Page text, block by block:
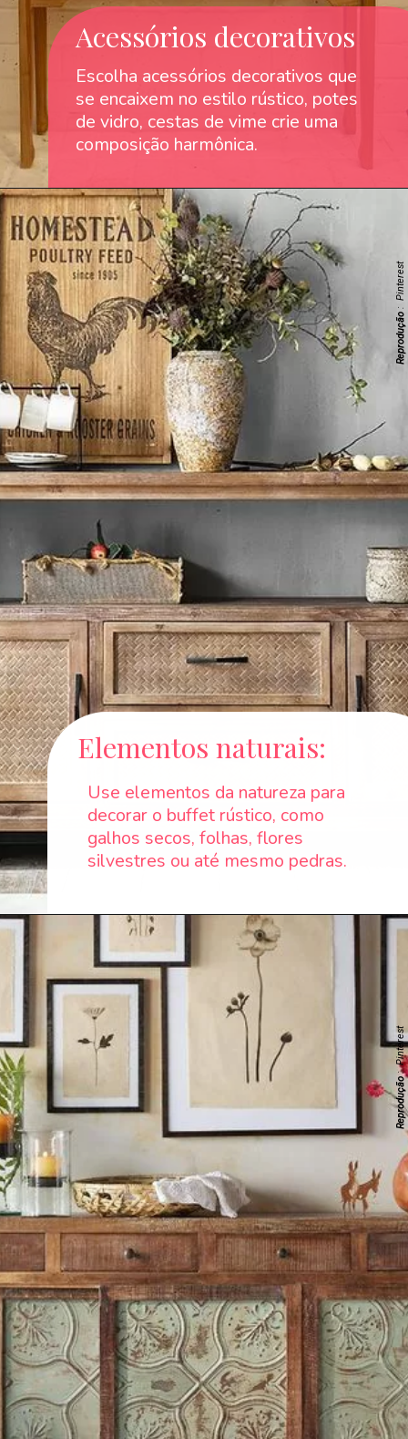
Acessórios decorativos
Escolha acessórios decorativos que
se encaixem no estilo rústico, potes
de vidro, cestas de vime crie uma
composição harmônica.
Elementos naturais:
Use elementos da natureza para
decorar o buffet rústico, como
galhos secos, folhas, flores
silvestres ou até mesmo pedras.
Reprodução
: Pinterest
Reprodução
: Pinterest